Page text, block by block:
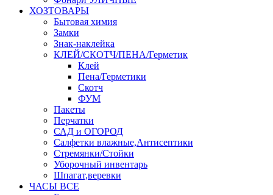
ХОЗТОВАРЫ
Бытовая химия
Замки
Знак-наклейка
КЛЕЙ/СКОТЧ/ПЕНА/Герметик
Клей
Пена/Герметики
Скотч
ФУМ
Пакеты
Перчатки
САД и ОГОРОД
Салфетки влажные,Антисептики
Стремянки/Стойки
Уборочный инвентарь
Шпагат,веревки
ЧАСЫ ВСЕ